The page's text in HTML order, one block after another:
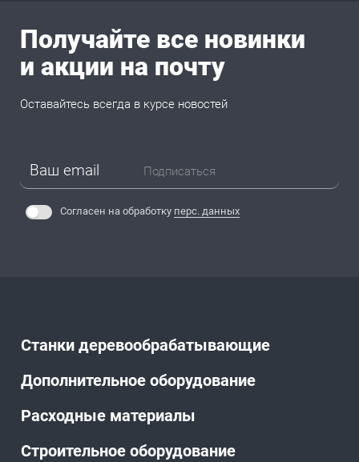
Станки деревообрабатывающие
Дополнительное оборудование
Расходные материалы
Строительное оборудование
Получайте все новинки
и акции на почту
Оставайтесь всегда в курсе новостей
Подписаться
Согласен на обработку перс. данных